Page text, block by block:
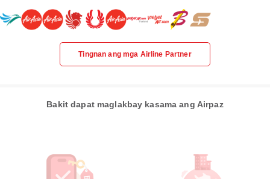
Tingnan ang mga Airline Partner
Bakit dapat maglakbay kasama ang Airpaz